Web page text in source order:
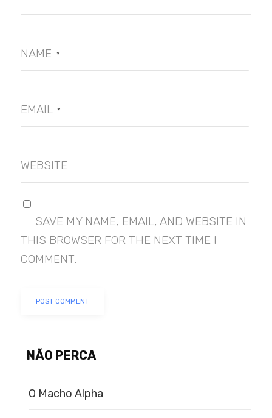
NAME *
EMAIL *
WEBSITE
SAVE MY NAME, EMAIL, AND WEBSITE IN
THIS BROWSER FOR THE NEXT TIME I
COMMENT.
NÃO PERCA
O Macho Alpha